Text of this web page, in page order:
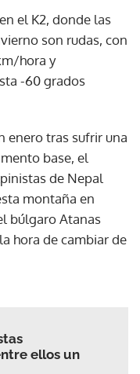
el K2, donde las
son rudas, con
hora y
-60 grados
enero tras sufrir una
base, el
de Nepal
montaña en
búlgaro Atanas
hora de cambiar de
ellos un